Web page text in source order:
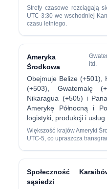
Strefy czasowe rozciągają
UTC-3:30 we wschodniej
czasu letniego.
Ameryka
Środkowa
itd.
Obejmuje Belize (+501),
(+503), Gwatemalę
Nikaragua (+505) i
Amerykę Północną i
logistyki, produkcji i usług
Większość krajów Ameryki
UTC-5, co upraszcza
Społeczność
sąsiedzi